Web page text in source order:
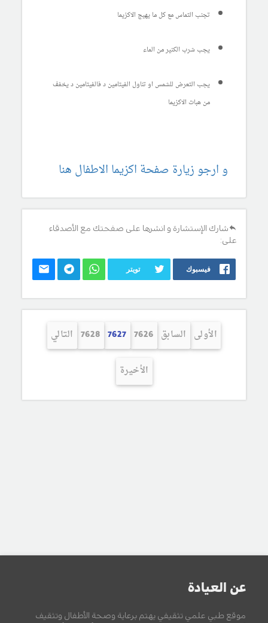
تجنب التماس مع كل ما يهيج الاكزيما
يجب شرب الكثير من الماء
يجب التعرض للشمس او تناول الفيتامين د فالفيتامين د يخفف
من هبات الاكزيما
و ارجو زيارة صفحة اكزيما الاطفال هنا
شارك الإستشارة و انشرها على صفحتك مع الأصدقاء
على:
فيسبوك تويتر
الأولى السابق 7626
7627
7628 التالي
الأخيرة
عن العيادة
موقع طبي علمي تثقيفي يهتم برعاية وصحة الأطفال وتثقيف